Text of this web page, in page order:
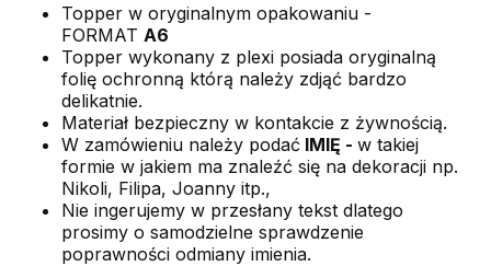
Topper w oryginalnym opakowaniu -
FORMAT A6
Topper wykonany z plexi posiada oryginalną
folię ochronną którą należy zdjąć bardzo
delikatnie.
Materiał bezpieczny w kontakcie z żywnością.
W zamówieniu należy podać IMIĘ - w takiej
formie w jakiem ma znaleźć się na dekoracji np.
Nikoli, Filipa, Joanny itp.,
Nie ingerujemy w przesłany tekst dlatego
prosimy o samodzielne sprawdzenie
poprawności odmiany imienia.